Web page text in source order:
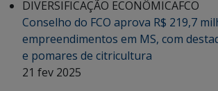
DIVERSIFICAÇÃO ECONÔMICAFCO
Conselho do FCO aprova R$ 219,7
empreendimentos em MS, com
e pomares de citricultura
21 fev 2025